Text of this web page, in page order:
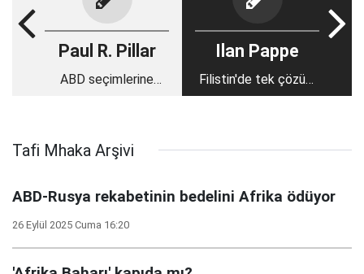
Paul R. Pillar
ABD seçimlerine
Ilan Pappe
Filistin'de tek çözüm
Siyonizm'in kökünün
Tafi Mhaka Arşivi
ABD-Rusya rekabetinin bedelini Afrika ödüyor
26 Eylül 2025 Cuma 16:20